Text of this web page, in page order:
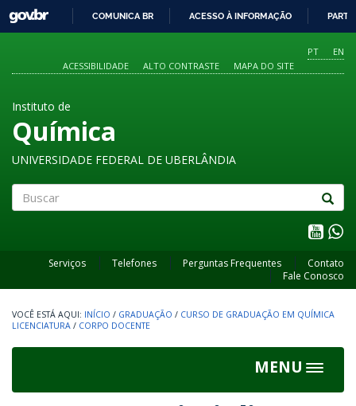
O
CONTEÚDO
GOVBR
COMUNICA BR ACESSO À INFORMAÇÃO
PT
EN
ACESSIBILIDADE
ALTO CONTRASTE MAPA DO SITE
Instituto de
Química
UNIVERSIDADE FEDERAL DE UBERLÂNDIA
Serviços Telefones Perguntas Frequentes
Contato
Fale Conosco
INÍCIO / GRADUAÇÃO / CURSO DE GRADUAÇÃO EM QUÍMICA
LICENCIATURA / CORPO DOCENTE
MENU
Toggle